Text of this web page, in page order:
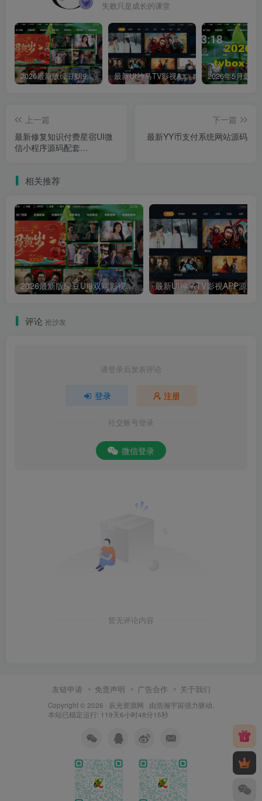
失败只是成长的课堂
2026最新版绿豆UI9双端影视APP源码 最新UI神马TV影视APP源码 乐檬影视苹果CMS后台 包含前后端源码
上一篇
最新修复知识付费星宿UI微
信小程序源码配套
下一篇
最新YY币支付系统网站源码
相关推荐
2026最新版绿豆UI9双端影视APP源码
评论 抢沙发
请登录后发表评论
登录 注册
社交账号登录
微信登录
暂无评论内容
友链申请 免责声明 广告合作 关于我们
Copyright © 2026 · 辰光资源网 · 由浩瀚宇宙强力驱动.
本站已稳定运行: 119天6小时48分16秒